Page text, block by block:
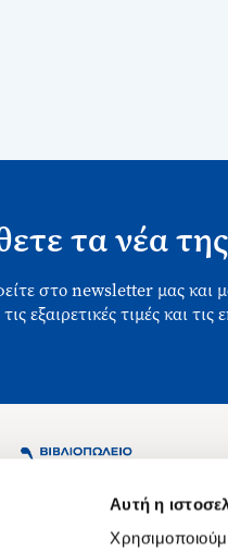
Αυτή η
τα νέα
στο newsletter μας και
εξαιρετικές τιμές και
1-3, Αθήνα 106 79